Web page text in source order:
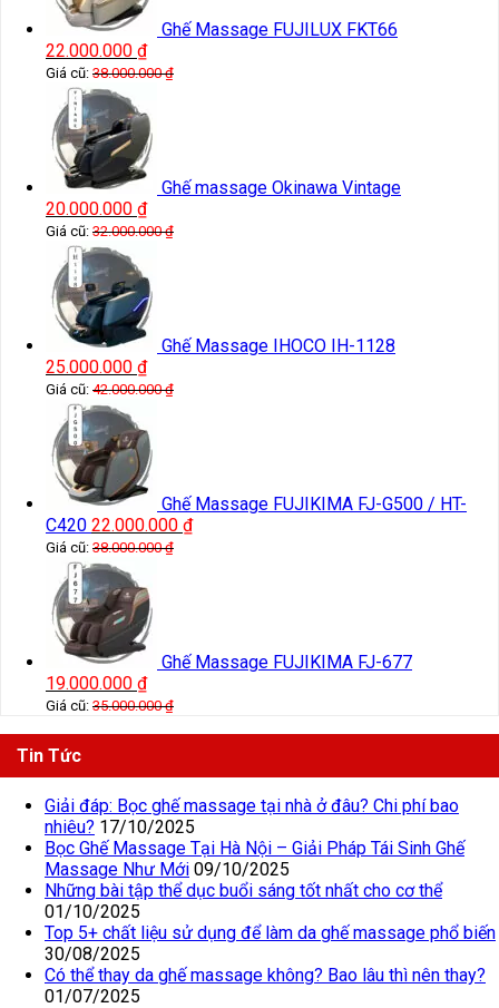
Ghế Massage FUJILUX FKT66
22.000.000 ₫
Giá cũ: 38.000.000₫
Ghế massage Okinawa Vintage
20.000.000 ₫
Giá cũ: 32.000.000₫
Ghế Massage IHOCO IH-1128
25.000.000 ₫
Giá cũ: 42.000.000₫
Ghế Massage FUJIKIMA FJ-G500 / HT-
C420 22.000.000 ₫
Giá cũ: 38.000.000₫
Ghế Massage FUJIKIMA FJ-677
19.000.000 ₫
Giá cũ: 35.000.000₫
Tin Tức
Giải đáp: Bọc ghế massage tại nhà ở đâu? Chi phí bao
nhiêu? 17/10/2025
Bọc Ghế Massage Tại Hà Nội – Giải Pháp Tái Sinh Ghế
Massage Như Mới 09/10/2025
Những bài tập thể dục buổi sáng tốt nhất cho cơ thể
01/10/2025
Top 5+ chất liệu sử dụng để làm da ghế massage phổ biến
30/08/2025
Có thể thay da ghế massage không? Bao lâu thì nên thay?
01/07/2025